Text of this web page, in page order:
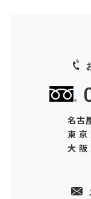
名古
東
大